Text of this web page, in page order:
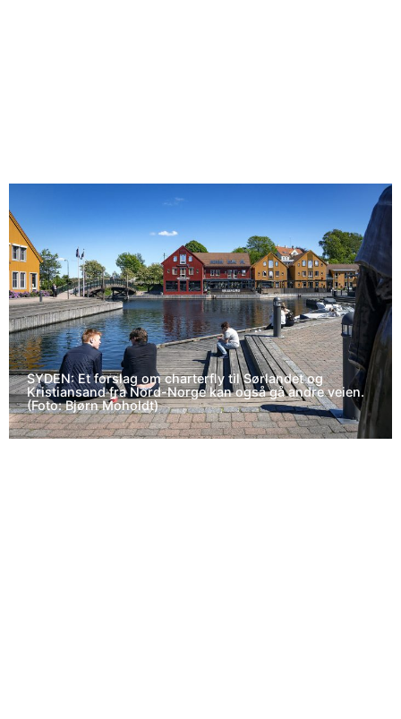
SYDEN: Et forslag om charterfly til Sørlandet og
Kristiansand fra Nord-Norge kan også gå andre veien.
(Foto: Bjørn Moholdt)